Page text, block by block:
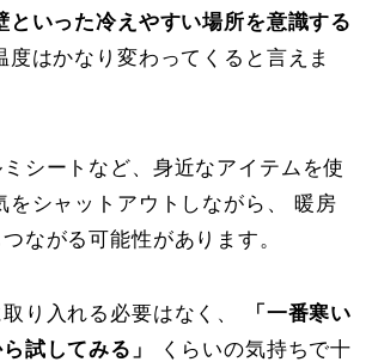
といった冷えやすい場所を意識する
度はかなり変わってくると言えま
シートなど、身近なアイテムを使
をシャットアウトしながら、 暖房
ながる可能性があります。
り入れる必要はなく、
「一番寒い
試してみる」
くらいの気持ちで十